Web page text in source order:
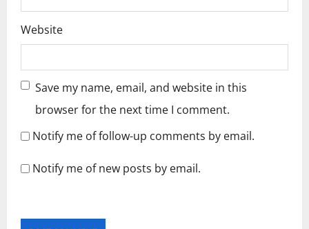
Website
Save my name, email, and website in this
browser for the next time I comment.
Notify me of follow-up comments by email.
Notify me of new posts by email.